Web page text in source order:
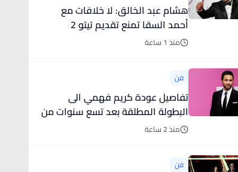
هشام عبد الخالق: لا خلافات مع
أحمد السقا تمنع تقديم تيتو 2
والجزيرة 3
منذ 1 ساعة
فن
تفاصيل عودة كريم فهمي الى
البطولة المطلقة بعد تسع سنوات من
الأدوار المساعِدة
منذ 2 ساعة
فن